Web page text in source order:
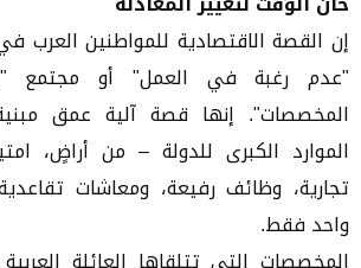
إن القصة الاقتصادية للمواطنين العرب
"عدم رغبة في العمل" أو مجتمع
المخصصات". إنها قصة آلية عمق
الموارد الكبرى للدولة – من أراضٍ،
تجارية، وظائف رفيعة، ومعاشات
واحد فقط.